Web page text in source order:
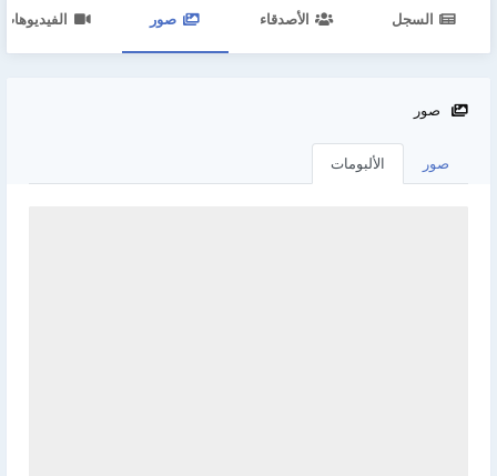
السجل الأصدقاء صور الفيديوهات
صور
صور الألبومات